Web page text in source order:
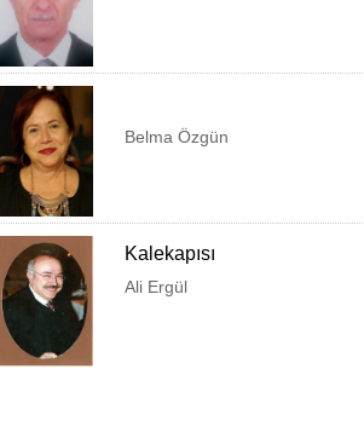
Belma Özgün
Kalekapısı
Ali Ergül
KUŞADASI BELEDİYESİ
KUŞADASI TİCARET ODASI
KUŞADASI ESNAF VE SANATKARLAR ODASI
KUŞADASI EĞİTİM VE GELİŞTİRME VAKFI
KUAKMER